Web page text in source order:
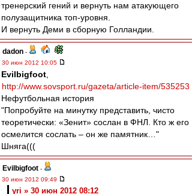
тренерский гений и вернуть нам атакующего
полузащитника топ-уровня.
И вернуть Деми в сборную Голландии.
dadon -
30 июн 2012 10:05
Evilbigfoot
http://www.sovsport.ru/gazeta/article-item/535253
Нефутбольная история
"Попробуйте на минутку представить, чисто
теоретически: «Зенит» сослан в ФНЛ. Кто ж его
осмелится сослать – он же памятник…"
Шняга(((
Evilbigfoot -
30 июн 2012 09:49
yri » 30 июн 2012 08:12